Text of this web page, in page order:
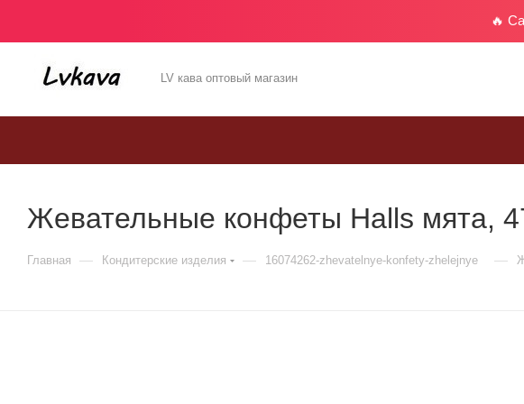
🔥
LV кава оптовый магазин
Жевательные конфеты Halls мята,
Главная — Кондитерские изделия — 16074262-zhevatelnye-konfety-zhelejnye —